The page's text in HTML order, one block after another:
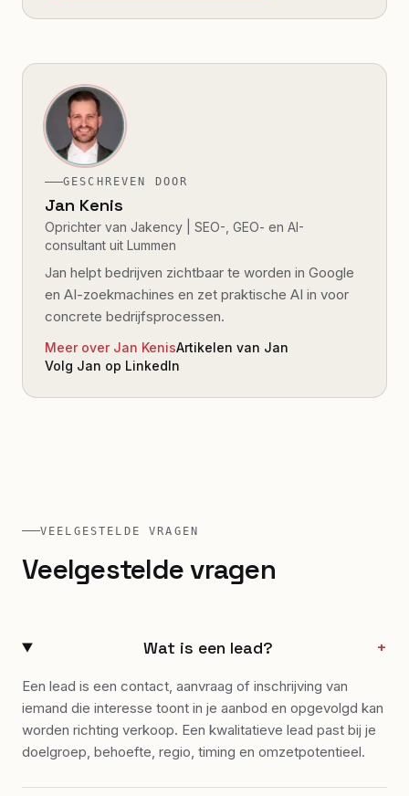
GESCHREVEN DOOR
Jan Kenis
Oprichter van Jakency | SEO-, GEO- en AI-
consultant uit Lummen
Jan helpt bedrijven zichtbaar te worden in Google
en AI-zoekmachines en zet praktische AI in voor
concrete bedrijfsprocessen.
Meer over Jan KenisArtikelen van Jan
Volg Jan op LinkedIn
VEELGESTELDE VRAGEN
Veelgestelde vragen
Wat is een lead? +
Een lead is een contact, aanvraag of inschrijving van
iemand die interesse toont in je aanbod en opgevolgd kan
worden richting verkoop. Een kwalitatieve lead past bij je
doelgroep, behoefte, regio, timing en omzetpotentieel.